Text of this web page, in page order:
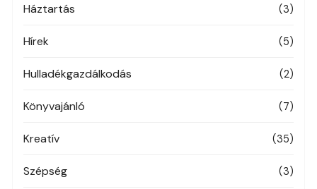
Háztartás (3)
Hírek (5)
Hulladékgazdálkodás (2)
Könyvajánló (7)
Kreatív (35)
Szépség (3)